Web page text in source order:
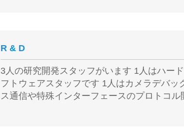
R & D
3人の研究開発スタッフがいます 1人はハー
フトウェアスタッフです 1人はカメラデバ
ス通信や特殊インターフェースのプロトコル